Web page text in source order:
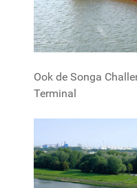
Ook de Songa
Terminal